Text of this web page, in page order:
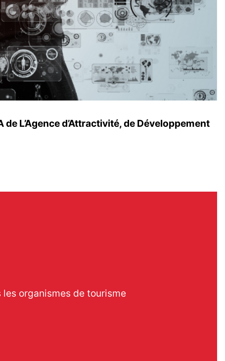
L’Agence d’Attractivité, de Développement
les organismes de tourisme